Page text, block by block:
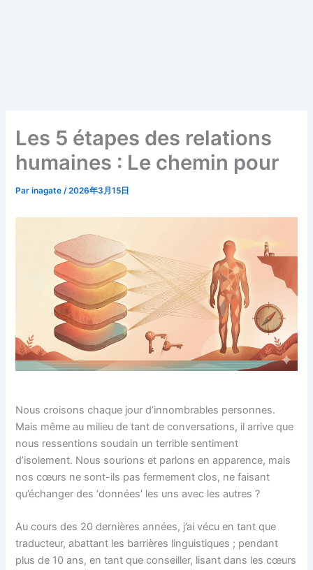
Les 5 étapes des relations
humaines : Le chemin pour
Parinagate/2026年3月15日
Nous croisons chaque jour d’innombrables personnes.
Mais même au milieu de tant de conversations, il arrive que
nous ressentions soudain un terrible sentiment
d’isolement. Nous sourions et parlons en apparence, mais
nos cœurs ne sont-ils pas fermement clos, ne faisant
qu’échanger des ‘données’ les uns avec les autres ?
Au cours des 20 dernières années, j’ai vécu en tant que
traducteur, abattant les barrières linguistiques ; pendant
plus de 10 ans, en tant que conseiller, lisant dans les cœurs